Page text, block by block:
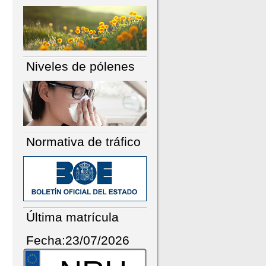
Niveles de pólenes
Normativa de tráfico
Última matrícula
Fecha:23/07/2026